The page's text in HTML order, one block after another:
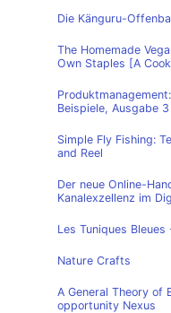
Die Känguru-
The Homemade
Own Staples [A
Beispiele, Ausgabe 3
Simple Fly Fishing:
and Reel
Der neue Online-
Kanalexzellenz im
Les Tuniques
Nature Crafts
A General Theory of
opportunity Nexus